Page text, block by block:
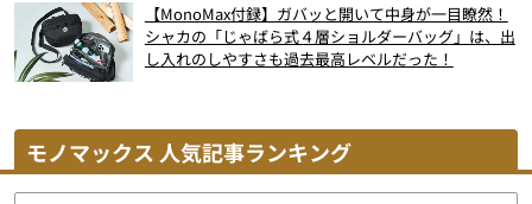
【MonoMax付録】ガバッと開いて中身が一目瞭然！
シャカの「じゃばら式４層ショルダーバッグ」は、出
し入れのしやすさも過去最高レベルだった！
モノマックス 人気記事ランキング